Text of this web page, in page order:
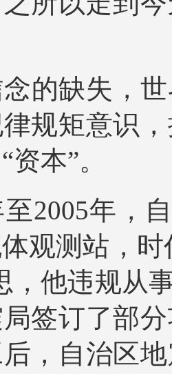
的缺失，
规矩意识
本”。
至2005年，
观测站，
，他违规从
签订了部
，自治区